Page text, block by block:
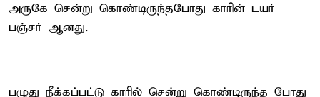
அருகே சென்று கொண்டிருந்தபோது காரின் டயர்
பஞ்சர் ஆனது.
பழுது நீக்கப்பட்டு காரில் சென்று கொண்டிருந்த போது